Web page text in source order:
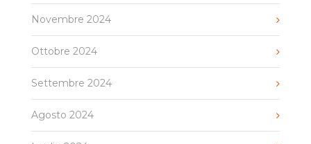
Novembre 2024
Ottobre 2024
Settembre 2024
Agosto 2024